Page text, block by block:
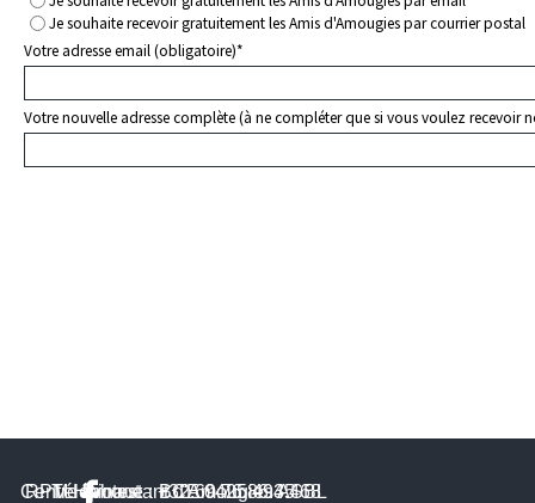
Je souhaite recevoir gratuitement les Amis d'Amougies par courrier postal
Votre adresse email (obligatoire)*
Votre nouvelle adresse complète (à ne compléter que si vous voulez
Centre Protestant d'Amougies ASBL
Téléphone : +32.69.76.86.45
RPM HainautBCE 0425.493.468